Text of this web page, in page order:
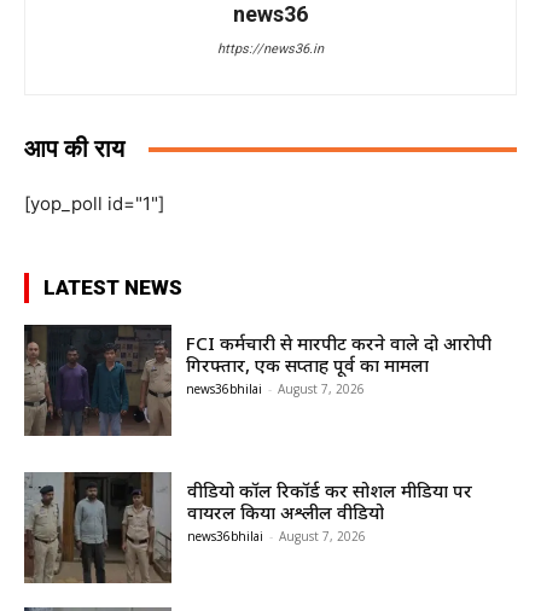
news36
https://news36.in
आप की राय
[yop_poll id="1"]
LATEST NEWS
FCI कर्मचारी से मारपीट करने वाले दो आरोपी
गिरफ्तार, एक सप्ताह पूर्व का मामला
news36bhilai - August 7, 2026
वीडियो कॉल रिकॉर्ड कर सोशल मीडिया पर
वायरल किया अश्लील वीडियो
news36bhilai - August 7, 2026